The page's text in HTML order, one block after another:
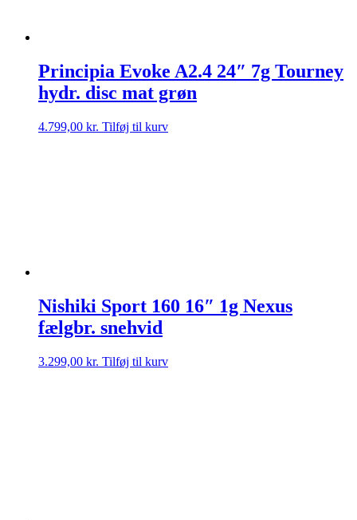
Principia Evoke A2.4 24″ 7g Tourney
hydr. disc mat grøn
4.799,00 kr. Tilføj til kurv
Nishiki Sport 160 16″ 1g Nexus
fælgbr. snehvid
3.299,00 kr. Tilføj til kurv